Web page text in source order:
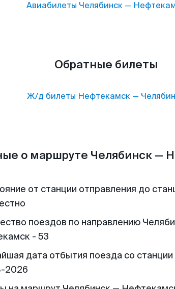
Авиабилеты Челябинск—
Обратные билеты
Ж/д билеты Нефтекамск —
о маршруте Челябинск —
от станции отправления до
поездов по направлению
- 53
дата отбытия поезда со
2026